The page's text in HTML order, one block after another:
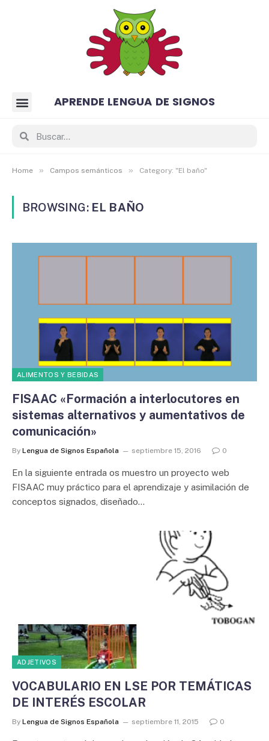
APRENDE LENGUA DE SIGNOS
Home » Campos semánticos » Category: "El baño"
BROWSING: EL BAÑO
ALIMENTOS Y BEBIDAS
FISAAC «Formación a interlocutores en
sistemas alternativos y aumentativos de
comunicación»
By Lengua de Signos Española septiembre 15, 2016 0
En la siguiente entrada os muestro un proyecto web
FISAAC muy práctico para el aprendizaje y asimilación de
conceptos signados, diseñado…
ADJETIVOS
VOCABULARIO EN LSE POR TEMÁTICAS
DE INTERÉS ESCOLAR
By Lengua de Signos Española septiembre 11, 2015 0